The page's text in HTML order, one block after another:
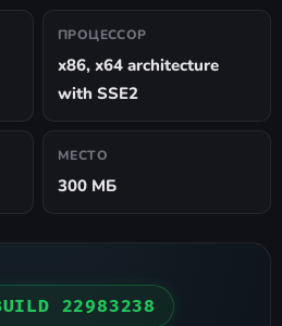
ПРОЦЕССОР
x86, x64 architecture
with SSE2
МЕСТО
300 МБ
22983238